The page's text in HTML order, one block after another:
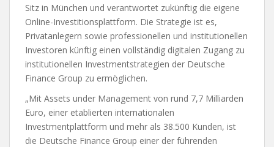
Sitz in München und verantwortet zukünftig die eigene
Online-Investitionsplattform. Die Strategie ist es,
Privatanlegern sowie professionellen und institutionellen
Investoren künftig einen vollständig digitalen Zugang zu
institutionellen Investmentstrategien der Deutsche
Finance Group zu ermöglichen.
„Mit Assets under Management von rund 7,7 Milliarden
Euro, einer etablierten internationalen
Investmentplattform und mehr als 38.500 Kunden, ist
die Deutsche Finance Group einer der führenden